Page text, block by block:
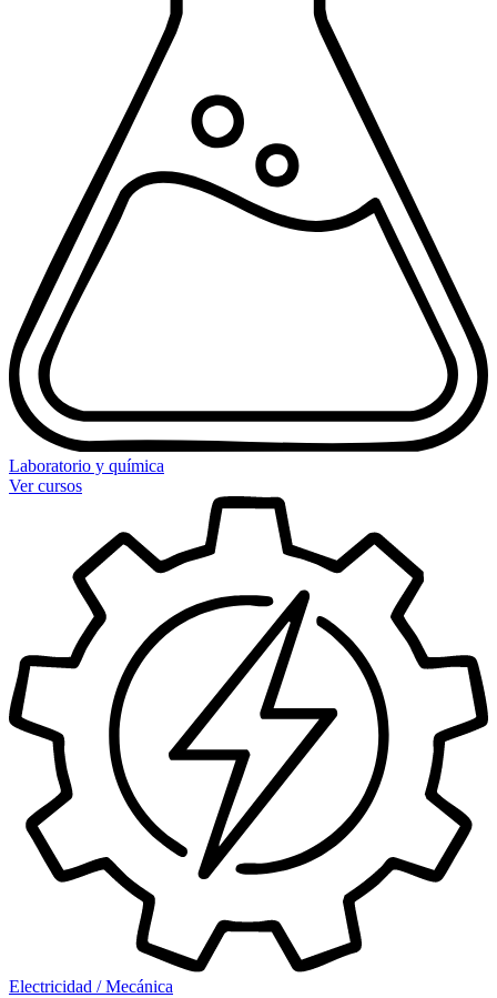
Laboratorio y química
Ver cursos
Electricidad / Mecánica